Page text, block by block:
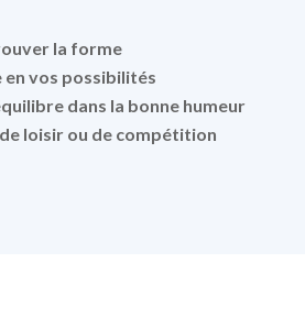
la forme
en vos possibilités
dans la bonne humeur
loisir ou de compétition